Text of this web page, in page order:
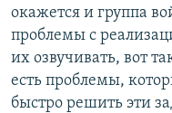
окажется и группа
проблемы с
их озвучивать, вот
есть проблемы,
быстро решить эти